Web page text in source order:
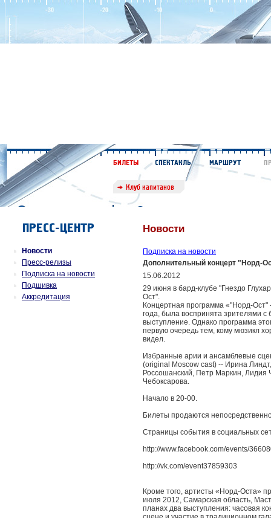
Новости
Пресс-релизы
Подписка на новости
Подшивка
Аккредитация
Новости
Подписка на новости
Дополнительный концерт "Норд-
15.06.2012
29 июня в бард-клубе "Гнездо
Ост".
Концертная программа «"Норд-Ост"
года, была воспринята зрителями
выступление. Однако программа
первую очередь тем, кому мюзикл
видел.
Избранные арии и ансамблевые
(original Moscow cast) -- Ирина
Россошанский, Петр Маркин, Лидия
Чебоксарова.
Начало в 20-00.
Билеты продаются
Страницы события в социальных
http://www.facebook.com/events/
http://vk.com/event37859303
Кроме того, артисты «Норд-Оста»
июля 2012, Самарская область,
планах два выступления: часовая